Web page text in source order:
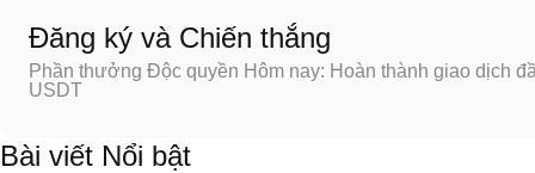
Đăng ký và Chiến thắng
Phần thưởng Độc quyền Hôm nay: Hoàn thành giao dịch
USDT
Bài viết Nổi bật